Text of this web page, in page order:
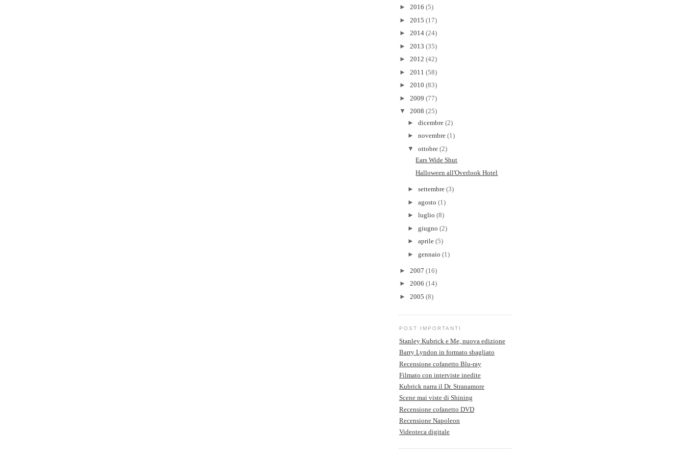
► 2016 (5)
► 2015 (17)
► 2014 (24)
► 2013 (35)
► 2012 (42)
► 2011 (58)
► 2010 (83)
► 2009 (77)
▼ 2008 (25)
► dicembre (2)
► novembre (1)
▼ ottobre (2)
Ears Wide Shut
Halloween all'Overlook Hotel
► settembre (3)
► agosto (1)
► luglio (8)
► giugno (2)
► aprile (5)
► gennaio (1)
► 2007 (16)
► 2006 (14)
► 2005 (8)
POST IMPORTANTI
Stanley Kubrick e Me, nuova edizione
Barry Lyndon in formato sbagliato
Recensione cofanetto Blu-ray
Filmato con interviste inedite
Kubrick narra il Dr. Stranamore
Scene mai viste di Shining
Recensione cofanetto DVD
Recensione Napoleon
Videoteca digitale